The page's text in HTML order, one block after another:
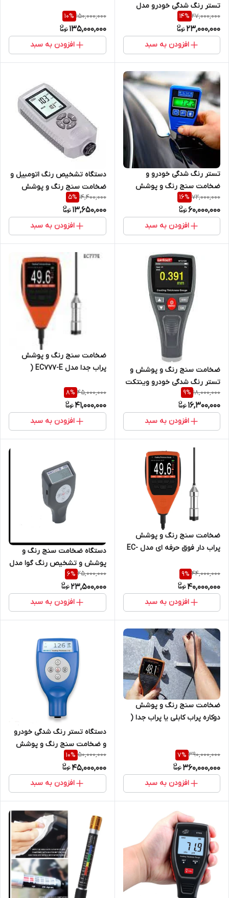
تستر رنگ شدگی خودرو مدل
EC770 اصلی ( سنسور کره ای
همراه با لیبل و کاور) نمایندگی
اصلی جوش آزما تجهیز
09120741826
27,000,000
14%
23,000,000
افزودن به سبد
150,000,000
10%
135,000,000
افزودن به سبد
تستر رنگ شدگی خودرو و
ضخامت سنج رنگ و پوشش
ساخت لهستان
72,000,000
16%
60,000,000
افزودن به سبد
دستگاه تشخیص رنگ اتومبیل و
ضخامت سنج رنگ و پوشش
مدل EC500a ( نمایندگی اصلی
جوش آزما تجهیز09120741826)
14,400,000
5%
13,650,000
افزودن به سبد
ضخامت سنج رنگ و پوشش و
تستر رنگ شدگی خودرو وینتکت
مدل WT2110 ( نمایندیگ اصلی
جوش آزما تجهیز)
18,000,000
9%
16,300,000
افزودن به سبد
ضخامت سنج رنگ و پوشش
پراب جدا مدل EC777-E (
09120741826)
45,000,000
8%
41,000,000
افزودن به سبد
ضخامت سنج رنگ و پوشش
پراب دار فوق حرفه ای مدل EC-
44,000,000
9%
40,000,000
افزودن به سبد
دستگاه ضخامت سنج رنگ و
پوشش و تشخیص رنگ گوا مدل
GC8102-C
25,000,000
6%
23,500,000
افزودن به سبد
ضخامت سنج رنگ و پوشش
دوکاره پراب کابلی یا پراب جدا (
A566CFNFBS+CFNF1S
390,000,000
7%
360,000,000
افزودن به سبد
دستگاه تستر رنگ شدگی خودرو
و ضخامت سنج رنگ و پوشش
گوا یا گویو یا گواو مدل GTS8102
50,000,000
10%
45,000,000
افزودن به سبد